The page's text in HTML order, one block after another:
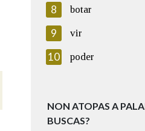
8 botar
9 vir
10 poder
NON ATOPAS A
BUSCAS?